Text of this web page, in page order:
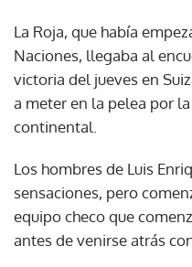
La Roja, que había
Naciones, llegaba al
victoria del jueves en
a meter en la pelea por
continental.
Los hombres de Luis
sensaciones, pero
equipo checo que
antes de venirse atrás